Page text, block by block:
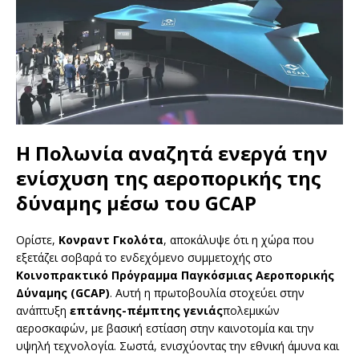
Η Πολωνία αναζητά ενεργά την
ενίσχυση της αεροπορικής της
δύναμης μέσω του GCAP
Ορίστε, Κονραντ Γκολότα, αποκάλυψε ότι η χώρα που
εξετάζει σοβαρά το ενδεχόμενο συμμετοχής στο
Κοινοπρακτικό Πρόγραμμα Παγκόσμιας Αεροπορικής
Δύναμης (GCAP). Αυτή η πρωτοβουλία στοχεύει στην
ανάπτυξη επτάνης-πέμπτης γενιάςπολεμικών
αεροσκαφών, με βασική εστίαση στην καινοτομία και την
υψηλή τεχνολογία. Σωστά, ενισχύοντας την εθνική άμυνα και